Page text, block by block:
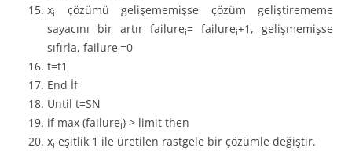
xi
çözümü gelişememişse çözüm geliştirememe
sayacını bir artır failurei= failurei+1, gelişmemişse
sıfırla, failurei=0
t=t1
End İf
Until t=SN
if max (failurei) > limit then
xi eşitlik 1 ile üretilen rastgele bir çözümle değiştir.